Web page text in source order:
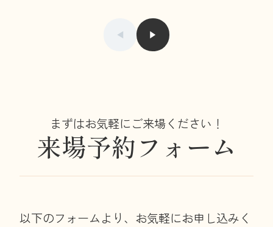
01/06
まずはお気軽にご来場ください！
来場予約フォーム
以下のフォームより、お気軽にお申し込みく